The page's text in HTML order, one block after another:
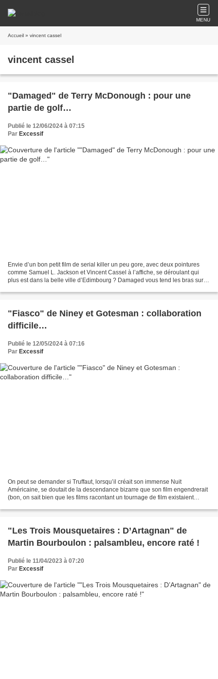
MENU
Accueil » vincent cassel
vincent cassel
"Damaged" de Terry McDonough : pour une
partie de golf…
Publié le 12/06/2024 à 07:15
Par Excessif
Envie d’un bon petit film de serial killer un peu gore, avec deux pointures
comme Samuel L. Jackson et Vincent Cassel à l’affiche, se déroulant qui
plus est dans la belle ville d’Edimbourg ? Damaged vous tend les bras sur
"Fiasco" de Niney et Gotesman : collaboration
difficile…
Publié le 12/05/2024 à 07:16
Par Excessif
On peut se demander si Truffaut, lorsqu’il créait son immense Nuit
Américaine, se doutait de la descendance bizarre que son film engendrerait
(bon, on sait bien que les films racontant un tournage de film existaient
"Les Trois Mousquetaires : D’Artagnan" de
Martin Bourboulon : palsambleu, encore raté !
Publié le 11/04/2023 à 07:20
Par Excessif